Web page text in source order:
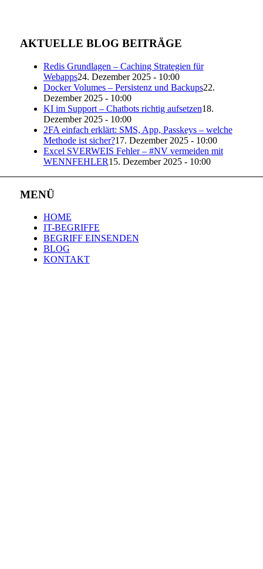
AKTUELLE BLOG BEITRÄGE
Redis Grundlagen – Caching Strategien für
Webapps24. Dezember 2025 - 10:00
Docker Volumes – Persistenz und Backups22.
Dezember 2025 - 10:00
KI im Support – Chatbots richtig aufsetzen18.
Dezember 2025 - 10:00
2FA einfach erklärt: SMS, App, Passkeys – welche
Methode ist sicher?17. Dezember 2025 - 10:00
Excel SVERWEIS Fehler – #NV vermeiden mit
WENNFEHLER15. Dezember 2025 - 10:00
MENÜ
HOME
IT-BEGRIFFE
BEGRIFF EINSENDEN
BLOG
KONTAKT